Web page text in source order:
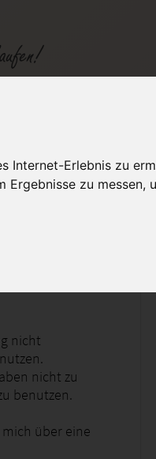
Internet-Erlebnis zu
zu messen,
/
nicht
nicht zu
benutzen.
über eine